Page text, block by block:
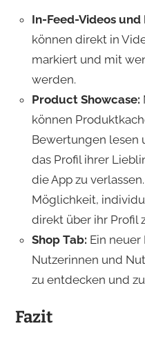
In-Feed-Videos und
können direkt in
markiert und mit
werden.​
Product Showcase:
können
Bewertungen lesen
das Profil ihrer
die App zu
Möglichkeit,
direkt über ihr Profil
Shop Tab: Ein
Nutzerinnen und
zu entdecken und
Fazit